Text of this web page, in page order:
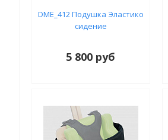
DME_412 Подушка Эластико
сидение
5 800 руб